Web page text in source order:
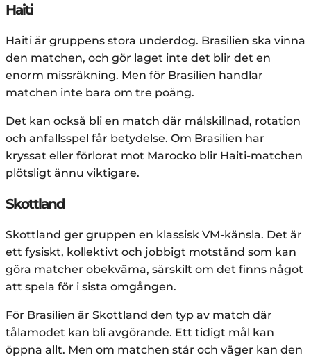
Haiti
Haiti är gruppens stora underdog. Brasilien ska vinna
den matchen, och gör laget inte det blir det en
enorm missräkning. Men för Brasilien handlar
matchen inte bara om tre poäng.
Det kan också bli en match där målskillnad, rotation
och anfallsspel får betydelse. Om Brasilien har
kryssat eller förlorat mot Marocko blir Haiti-matchen
plötsligt ännu viktigare.
Skottland
Skottland ger gruppen en klassisk VM-känsla. Det är
ett fysiskt, kollektivt och jobbigt motstånd som kan
göra matcher obekväma, särskilt om det finns något
att spela för i sista omgången.
För Brasilien är Skottland den typ av match där
tålamodet kan bli avgörande. Ett tidigt mål kan
öppna allt. Men om matchen står och väger kan den